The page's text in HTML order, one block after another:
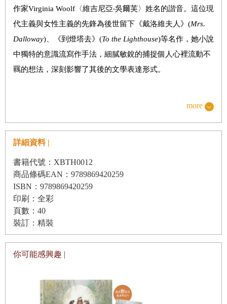
作家Virginia Woolf〈維吉尼亞‧吳爾芙〉姓名的諧音。這位現
代主義與女性主義的先鋒為後世留下《戴洛維夫人》(Mrs.
Dalloway)、《到燈塔去》(To the Lighthouse)等名作，她小說
中獨特的意識流寫作手法，細膩敏銳的捕捉個人心裡流動不
羈的想法，深刻影響了其後的文學表達形式。
以來，吳爾芙即遭逢多次精神崩潰，日後父親與哥哥的去
世，也一再重創她的身心。即便承受這些「大錘般的打
擊」，吳爾芙仍然努力將傷痛與對生命的體會化為一部又一
部動人的小說與隨筆。
吳爾芙的父親過世後，姊姊凡妮莎(Vanessa Bell)承擔了
家庭責任重心，帶著妹妹搬到倫敦附近的布盧姆茨伯里
(Bloomsbury)，後來並與幾位藝術家朋友共同創立了頗具盛
名的布盧姆茨伯里派(Bloomsbury Group)，團體中的成員當
本書圖像與文字都獨具風格的書裡，我們看見故事中的
more
詳細資料 |
書籍代號：XBTH0012
商品條碼EAN：9789869420259
ISBN：9789869420259
印刷：全彩
頁數：40
裝訂：精裝
你可能感興趣 |